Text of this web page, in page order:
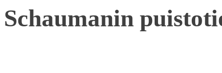
Schaumanin